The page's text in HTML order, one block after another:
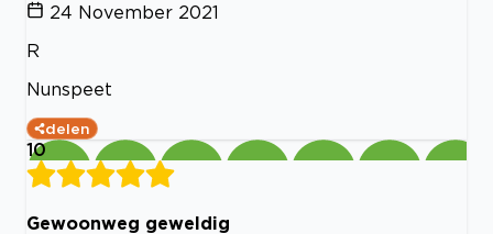
24 November 2021
R
Nunspeet
delen
10
Gewoonweg geweldig